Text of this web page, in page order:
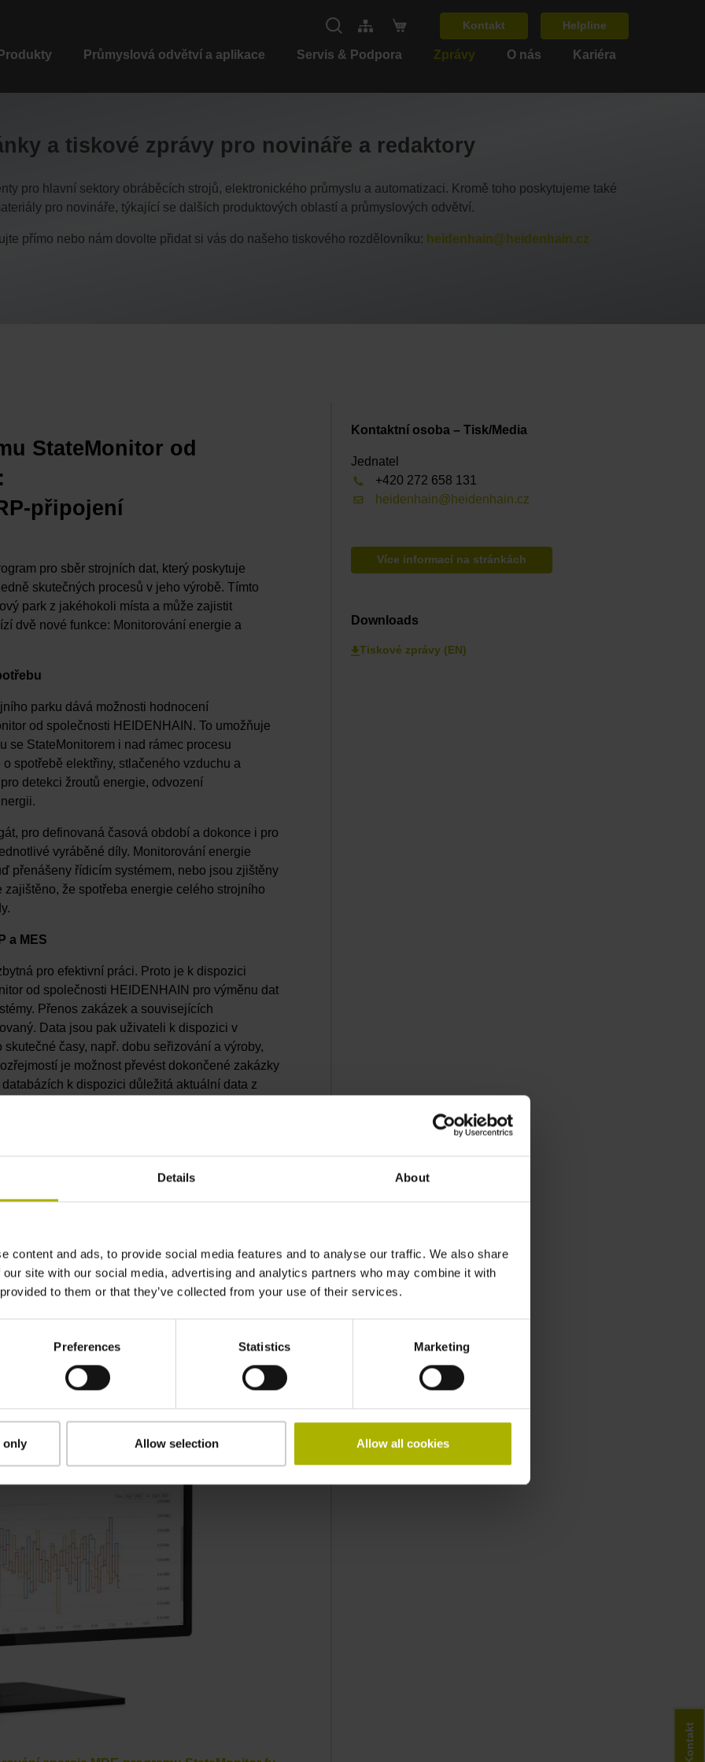
Details About
content and ads, to provide social media features and to analyse our traffic. We also share
site with our social media, advertising and analytics partners who may combine it with
to them or that they’ve collected from your use of their services.
Preferences Statistics Marketing
only Allow selection Allow all cookies
Kontakt Helpline
Produkty Průmyslová odvětví a aplikace Servis & Podpora Zprávy O nás Kariéra
a tiskové zprávy pro novináře a redaktory
pro hlavní sektory obráběcích strojů, elektronického průmyslu a automatizaci. Kromě toho poskytujeme také
pro novináře, týkající se dalších produktových oblastí a průmyslových odvětví.
přímo nebo nám dovolte přidat si vás do našeho tiskového rozdělovníku: heidenhain@heidenhain.cz
StateMonitor od
připojení
pro sběr strojních dat, který poskytuje
skutečných procesů v jeho výrobě. Tímto
park z jakéhokoli místa a může zajistit
dvě nové funkce: Monitorování energie a
parku dává možnosti hodnocení
od společnosti HEIDENHAIN. To umožňuje
se StateMonitorem i nad rámec procesu
spotřebě elektřiny, stlačeného vzduchu a
detekci žroutů energie, odvození
pro definovaná časová období a dokonce i pro
vyráběné díly. Monitorování energie
přenášeny řídicím systémem, nebo jsou zjištěny
že spotřeba energie celého strojního
a MES
pro efektivní práci. Proto je k dispozici
od společnosti HEIDENHAIN pro výměnu dat
Přenos zakázek a souvisejících
Data jsou pak uživateli k dispozici v
časy, např. dobu seřizování a výroby,
je možnost převést dokončené zakázky
k dispozici důležitá aktuální data z
uživateli hlubší náhled na výrobu a
navíc umožňuje jednoduché
Shromažďování údajů o zakázkách
přímo z NC-programu. To snižuje náklady při
chybám při přenosu a zajišťuje jednotnou
Kontaktní osoba – Tisk/Media
Jednatel
+420 272 658 131
heidenhain@heidenhain.cz
Více informací na stránkách
Downloads
Tiskové zprávy (EN)
Kontakt